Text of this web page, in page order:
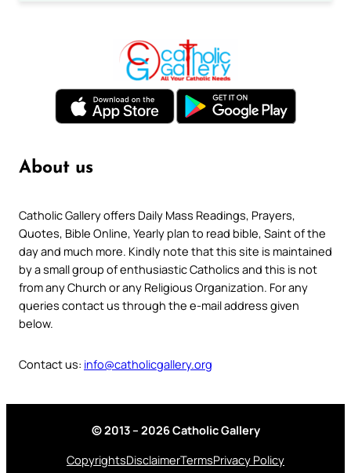
About us
Catholic Gallery offers Daily Mass Readings, Prayers,
Quotes, Bible Online, Yearly plan to read bible, Saint of the
day and much more. Kindly note that this site is maintained
by a small group of enthusiastic Catholics and this is not
from any Church or any Religious Organization. For any
queries contact us through the e-mail address given
below.
Contact us: info@catholicgallery.org
© 2013 – 2026 Catholic Gallery
CopyrightsDisclaimerTermsPrivacy Policy